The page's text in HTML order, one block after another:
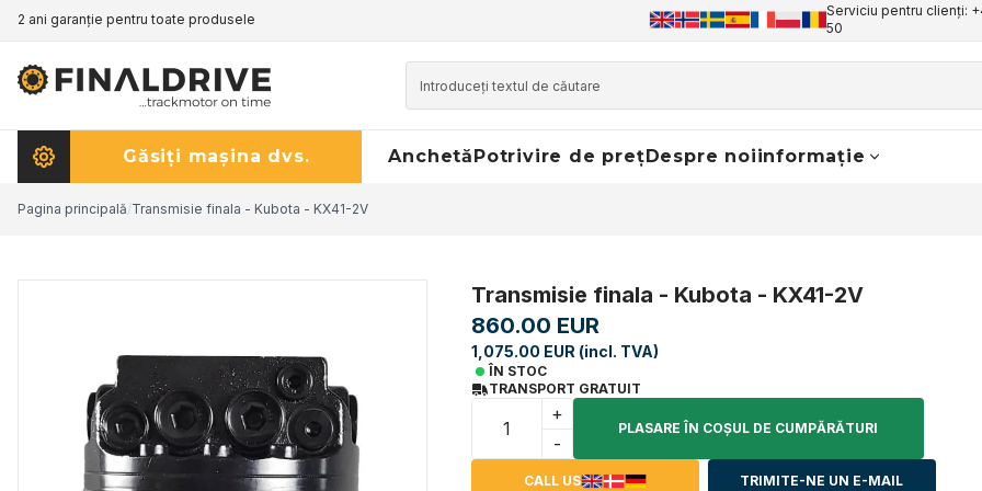
2 ani garanție pentru toate produsele
Serviciu pentru clienți:
50
Găsiți mașina dvs. AnchetăPotrivire de prețDespre noiinformație
Pagina principală/Transmisie finala - Kubota - KX41-2V
Transmisie finala - Kubota - KX41-2V
860.00 EUR
1,075.00 EUR (incl. TVA)
ÎN STOC
TRANSPORT GRATUIT
+
-
PLASARE ÎN COŞUL DE CUMPĂRĂTURI
CALL US TRIMITE-NE UN E-MAIL